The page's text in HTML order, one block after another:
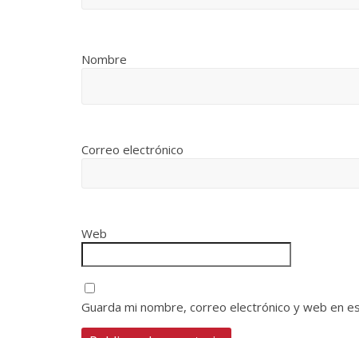
Nombre
Correo electrónico
Web
Guarda mi nombre, correo electrónico y web en